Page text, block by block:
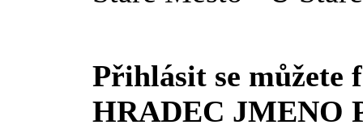
Přihlásit se můžete
HRADEC JMENO